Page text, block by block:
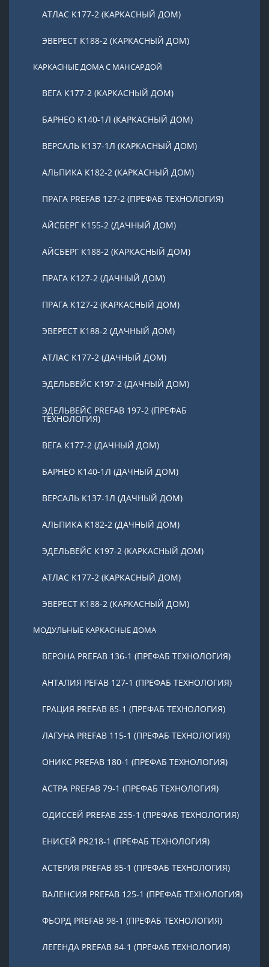
АТЛАС К177-2 (КАРКАСНЫЙ ДОМ)
ЭВЕРЕСТ К188-2 (КАРКАСНЫЙ ДОМ)
КАРКАСНЫЕ ДОМА С МАНСАРДОЙ
ВЕГА К177-2 (КАРКАСНЫЙ ДОМ)
БАРНЕО К140-1Л (КАРКАСНЫЙ ДОМ)
ВЕРСАЛЬ К137-1Л (КАРКАСНЫЙ ДОМ)
АЛЬПИКА К182-2 (КАРКАСНЫЙ ДОМ)
ПРАГА PREFAB 127-2 (ПРЕФАБ ТЕХНОЛОГИЯ)
АЙСБЕРГ К155-2 (ДАЧНЫЙ ДОМ)
АЙСБЕРГ К188-2 (КАРКАСНЫЙ ДОМ)
ПРАГА К127-2 (ДАЧНЫЙ ДОМ)
ПРАГА К127-2 (КАРКАСНЫЙ ДОМ)
ЭВЕРЕСТ К188-2 (ДАЧНЫЙ ДОМ)
АТЛАС К177-2 (ДАЧНЫЙ ДОМ)
ЭДЕЛЬВЕЙС К197-2 (ДАЧНЫЙ ДОМ)
ЭДЕЛЬВЕЙС PREFAB 197-2 (ПРЕФАБ
ТЕХНОЛОГИЯ)
ВЕГА К177-2 (ДАЧНЫЙ ДОМ)
БАРНЕО К140-1Л (ДАЧНЫЙ ДОМ)
ВЕРСАЛЬ К137-1Л (ДАЧНЫЙ ДОМ)
АЛЬПИКА К182-2 (ДАЧНЫЙ ДОМ)
ЭДЕЛЬВЕЙС К197-2 (КАРКАСНЫЙ ДОМ)
АТЛАС К177-2 (КАРКАСНЫЙ ДОМ)
ЭВЕРЕСТ К188-2 (КАРКАСНЫЙ ДОМ)
МОДУЛЬНЫЕ КАРКАСНЫЕ ДОМА
ВЕРОНА PREFAB 136-1 (ПРЕФАБ ТЕХНОЛОГИЯ)
АНТАЛИЯ PEFAB 127-1 (ПРЕФАБ ТЕХНОЛОГИЯ)
ГРАЦИЯ PREFAB 85-1 (ПРЕФАБ ТЕХНОЛОГИЯ)
ЛАГУНА PREFAB 115-1 (ПРЕФАБ ТЕХНОЛОГИЯ)
ОНИКС PREFAB 180-1 (ПРЕФАБ ТЕХНОЛОГИЯ)
АСТРА PREFAB 79-1 (ПРЕФАБ ТЕХНОЛОГИЯ)
ОДИССЕЙ PREFAB 255-1 (ПРЕФАБ ТЕХНОЛОГИЯ)
ЕНИСЕЙ PR218-1 (ПРЕФАБ ТЕХНОЛОГИЯ)
АСТЕРИЯ PREFAB 85-1 (ПРЕФАБ ТЕХНОЛОГИЯ)
ВАЛЕНСИЯ PREFAB 125-1 (ПРЕФАБ ТЕХНОЛОГИЯ)
ФЬОРД PREFAB 98-1 (ПРЕФАБ ТЕХНОЛОГИЯ)
ЛЕГЕНДА PREFAB 84-1 (ПРЕФАБ ТЕХНОЛОГИЯ)